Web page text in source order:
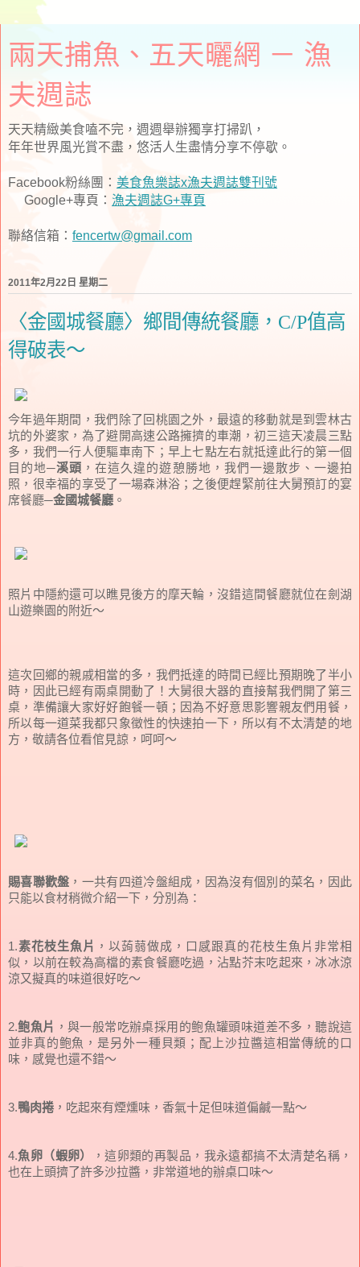
兩天捕魚、五天曬網 － 漁
夫週誌
天天精緻美食嗑不完，週週舉辦獨享打掃趴，
年年世界風光賞不盡，悠活人生盡情分享不停歇。
Facebook粉絲團： 美食魚樂誌x漁夫週誌雙刊號
Google+專頁： 漁夫週誌G+專頁
聯絡信箱： fencertw@gmail.com
2011年2月22日 星期二
〈金國城餐廳〉鄉間傳統餐廳，C/P值高
得破表～
今年過年期間，我們除了回桃園之外，最遠的移動就是到雲林古
坑的外婆家，為了避開高速公路擁擠的車潮，初三這天凌晨三點
多，我們一行人便驅車南下；早上七點左右就抵達此行的第一個
目的地─溪頭 ，在這久違的遊憩勝地，我們一邊散步、一邊拍
照，很幸福的享受了一場森淋浴；之後便趕緊前往大舅預訂的宴
席餐廳─金國城餐廳 。
照片中隱約還可以瞧見後方的摩天輪，沒錯這間餐廳就位在劍湖
山遊樂園的附近～
這次回鄉的親戚相當的多，我們抵達的時間已經比預期晚了半小
時，因此已經有兩桌開動了！大舅很大器的直接幫我們開了第三
桌，準備讓大家好好飽餐一頓；因為不好意思影響親友們用餐，
所以每一道菜我都只象徵性的快速拍一下，所以有不太清楚的地
方，敬請各位看倌見諒，呵呵～
賜喜聯歡盤 ，一共有四道冷盤組成，因為沒有個別的菜名，因此
只能以食材稍微介紹一下，分別為：
1.素花枝生魚片 ，以蒟蒻做成，口感跟真的花枝生魚片非常相
似，以前在較為高檔的素食餐廳吃過，沾點芥末吃起來，冰冰涼
涼又擬真的味道很好吃～
2.鲍魚片 ，與一般常吃辦桌採用的鲍魚罐頭味道差不多，聽說這
並非真的鲍魚，是另外一種貝類；配上沙拉醬這相當傳統的口
味，感覺也還不錯～
3.鴨肉捲，吃起來有煙燻味，香氣十足但味道偏鹹一點～
4.魚卵（蝦卵）
，這卵類的再製品，我永遠都搞不太清楚名稱，
也在上頭擠了許多沙拉醬，非常道地的辦桌口味～